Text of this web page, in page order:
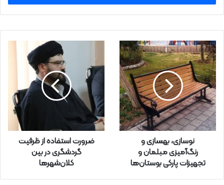
ا
ی
ل
خ
و
د
ر
ا
و
ا
ر
نوسازی، بهسازی و
رنگ‌آمیزی مبلمان و
تجهیزات پارکی بوستان‌ها
ضرورت استفاده از ظرفیت
گردشگری در بین
کلان‌شهرها